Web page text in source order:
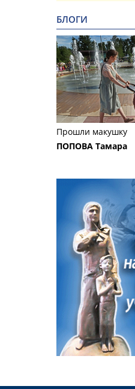
БЛОГИ
Прошли макушку
ПОПОВА Тамара